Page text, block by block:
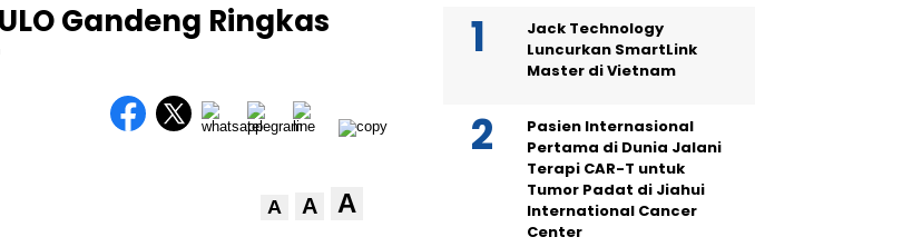
Gandeng Ringkas
A A A
Jack Technology
Luncurkan SmartLink
Master di Vietnam
Pasien Internasional
Pertama di Dunia Jalani
Terapi CAR-T untuk
Tumor Padat di Jiahui
International Cancer
Center